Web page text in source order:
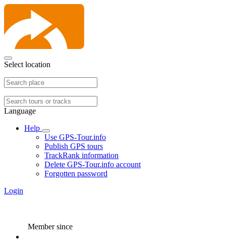
Select location
Language
Help
Use GPS-Tour.info
Publish GPS tours
TrackRank information
Delete GPS-Tour.info account
Forgotten password
Login
Member since